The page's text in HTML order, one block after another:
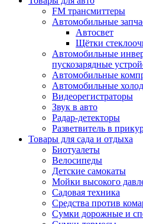
FM трансмиттеры
Автомобильные
Автосвет
Щётки
Автомобильные
пускозарядные
Автомобильные
Автомобильные
Видеорегистраторы
Звук в авто
Радар-детекторы
Разветвитель в
Товары для сада и отдыха
Биотуалеты
Велосипеды
Детские самокаты
Мойки высокого
Садовая техника
Средства против
Сумки дорожные и